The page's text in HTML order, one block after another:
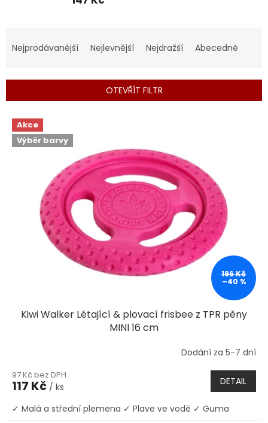
a
í
o
d
Nejprodávanější Nejlevnější Nejdražší Abecedně
OTEVŘÍT FILTR
V
p
Akce
Výběr barvy
196 Kč
–40 %
Kiwi Walker Létající & plovací frisbee z TPR pěny
MINI 16 cm
Dodání za 5-7 dní
97 Kč bez DPH
117 Kč / ks DETAIL
✓ Malá a střední plemena ✓ Plave ve vodě ✓ Guma